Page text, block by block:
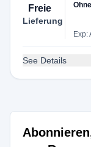
Freie
Lieferung
Exp:
See Details